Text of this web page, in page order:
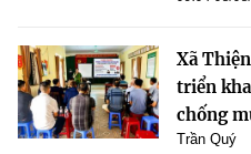
Xã
triển
chống
Trần Quý